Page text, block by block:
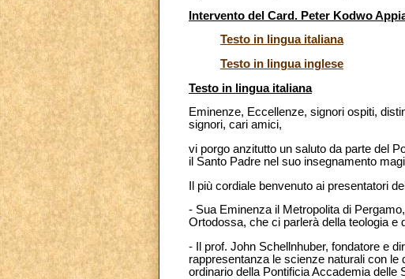
Intervento del Card. Peter Kodwo
Testo in lingua italiana
Testo in lingua inglese
Testo in lingua italiana
Eminenze, Eccellenze, signori ospiti,
signori, cari amici,
vi porgo anzitutto un saluto da parte del
il Santo Padre nel suo insegnamento
Il più cordiale benvenuto ai presentatori
- Sua Eminenza il Metropolita di
Ortodossa, che ci parlerà della teologia e
- Il prof. John Schellnhuber, fondatore e
rappresentanza le scienze naturali con le
ordinario della Pontificia Accademia